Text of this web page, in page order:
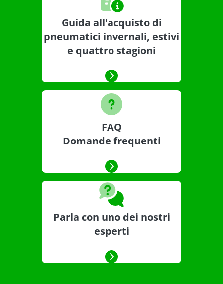
Guida all'acquisto di
pneumatici invernali, estivi
e quattro stagioni
FAQ
Domande frequenti
Parla con uno dei nostri
esperti